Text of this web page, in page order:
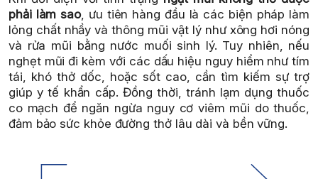
phải làm sao, ưu tiên hàng đầu là các biện pháp làm
lỏng chất nhầy và thông mũi vật lý như xông hơi nóng
và rửa mũi bằng nước muối sinh lý. Tuy nhiên, nếu
nghẹt mũi đi kèm với các dấu hiệu nguy hiểm như tím
tái, khó thở dốc, hoặc sốt cao, cần tìm kiếm sự trợ
giúp y tế khẩn cấp. Đồng thời, tránh lạm dụng thuốc
co mạch để ngăn ngừa nguy cơ viêm mũi do thuốc,
đảm bảo sức khỏe đường thở lâu dài và bền vững.